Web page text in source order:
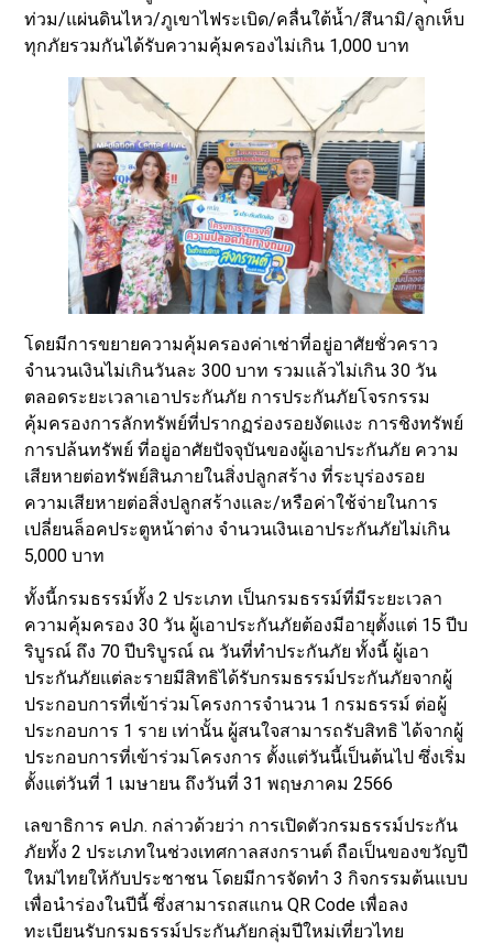
ท่วม/แผ่นดินไหว/ภูเขาไฟระเบิด/คลื่นใต้น้ำ/สึนามิ/ลูกเห็บ
ทุกภัยรวมกันได้รับความคุ้มครองไม่เกิน 1,000 บาท
โดยมีการขยายความคุ้มครองค่าเช่าที่อยู่อาศัยชั่วคราว
จำนวนเงินไม่เกินวันละ 300 บาท รวมแล้วไม่เกิน 30 วัน
ตลอดระยะเวลาเอาประกันภัย การประกันภัยโจรกรรม
คุ้มครองการลักทรัพย์ที่ปรากฏร่องรอยงัดแงะ การชิงทรัพย์
การปล้นทรัพย์ ที่อยู่อาศัยปัจจุบันของผู้เอาประกันภัย ความ
เสียหายต่อทรัพย์สินภายในสิ่งปลูกสร้าง ที่ระบุร่องรอย
ความเสียหายต่อสิ่งปลูกสร้างและ/หรือค่าใช้จ่ายในการ
เปลี่ยนล็อคประตูหน้าต่าง จำนวนเงินเอาประกันภัยไม่เกิน
5,000 บาท
ทั้งนี้กรมธรรม์ทั้ง 2 ประเภท เป็นกรมธรรม์ที่มีระยะเวลา
ความคุ้มครอง 30 วัน ผู้เอาประกันภัยต้องมีอายุตั้งแต่ 15 ปีบ
ริบูรณ์ ถึง 70 ปีบริบูรณ์ ณ วันที่ทำประกันภัย ทั้งนี้ ผู้เอา
ประกันภัยแต่ละรายมีสิทธิได้รับกรมธรรม์ประกันภัยจากผู้
ประกอบการที่เข้าร่วมโครงการจำนวน 1 กรมธรรม์ ต่อผู้
ประกอบการ 1 ราย เท่านั้น ผู้สนใจสามารถรับสิทธิ ได้จากผู้
ประกอบการที่เข้าร่วมโครงการ ตั้งแต่วันนี้เป็นต้นไป ซึ่งเริ่ม
ตั้งแต่วันที่ 1 เมษายน ถึงวันที่ 31 พฤษภาคม 2566
เลขาธิการ คปภ. กล่าวด้วยว่า การเปิดตัวกรมธรรม์ประกัน
ภัยทั้ง 2 ประเภทในช่วงเทศกาลสงกรานต์ ถือเป็นของขวัญปี
ใหม่ไทยให้กับประชาชน โดยมีการจัดทำ 3 กิจกรรมต้นแบบ
เพื่อนำร่องในปีนี้ ซึ่งสามารถสแกน QR Code เพื่อลง
ทะเบียนรับกรมธรรม์ประกันภัยกลุ่มปีใหม่เที่ยวไทย